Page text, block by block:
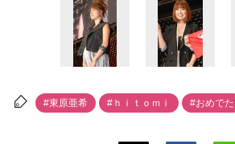
#東原亜希 #ｈｉｔｏｍｉ #おめでた